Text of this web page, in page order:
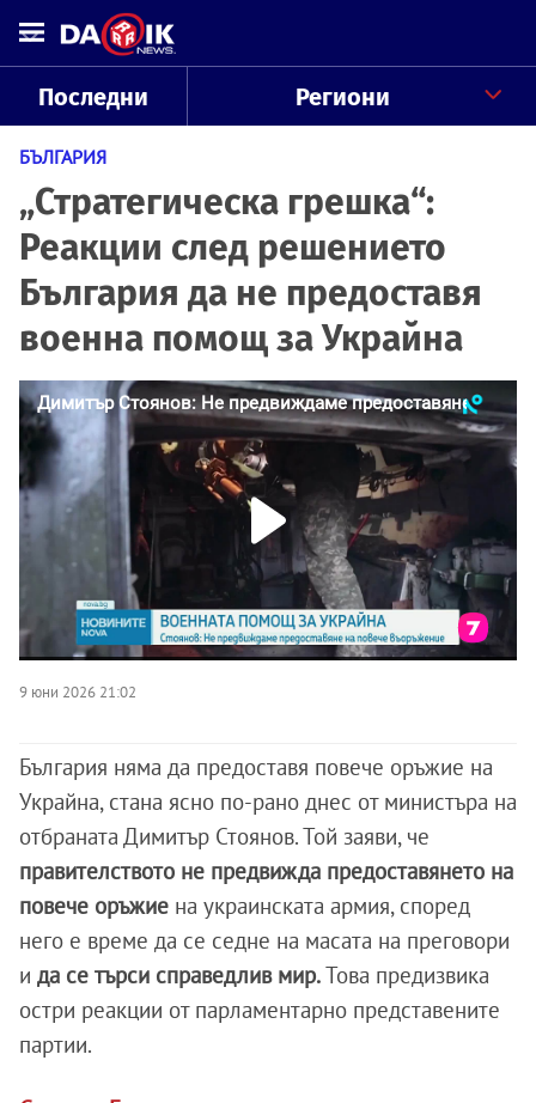
Последни Региони
БЪЛГАРИЯ
„Стратегическа грешка“:
Реакции след решението
България да не предоставя
военна помощ за Украйна
9 юни 2026 21:02
България няма да предоставя повече оръжие на
Украйна, стана ясно по-рано днес от министъра на
отбраната Димитър Стоянов. Той заяви, че
правителството не предвижда предоставянето на
повече оръжие на украинската армия, според
него е време да се седне на масата на преговори
и да се търси справедлив мир.Това предизвика
остри реакции от парламентарно представените
партии.